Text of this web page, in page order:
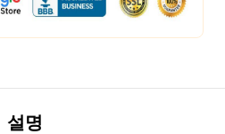
설명